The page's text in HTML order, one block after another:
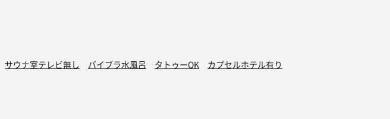
サウナ室テレビ無し バイブラ水風呂 タトゥーOK
カプセルホテル有り